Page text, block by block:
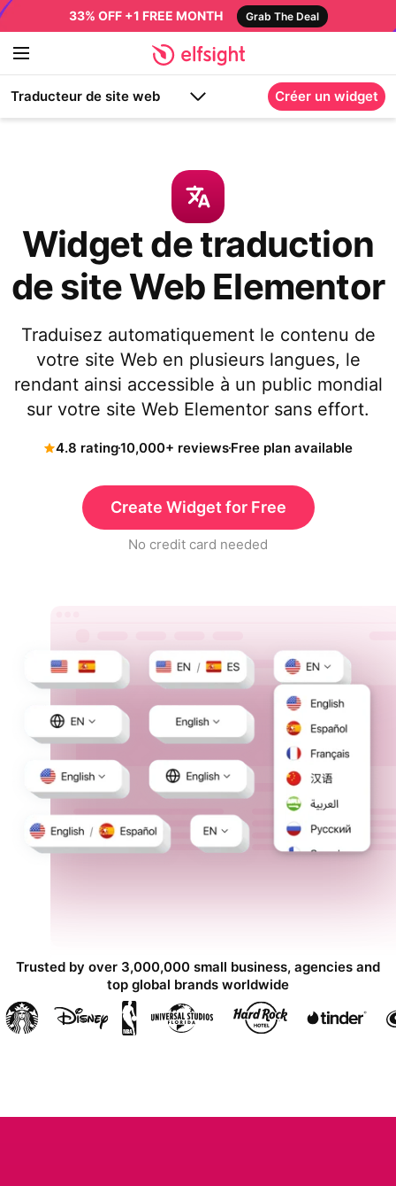
33% OFF +1 FREE MONTH Grab The Deal
Traducteur de site web Créer un widget
Widget de traduction
de site Web Elementor
Traduisez automatiquement le contenu de
votre site Web en plusieurs langues, le
rendant ainsi accessible à un public mondial
sur votre site Web Elementor sans effort.
4.8 rating10,000+ reviewsFree plan available
Create Widget for Free
No credit card needed
Trusted by over 3,000,000 small business, agencies and
top global brands worldwide